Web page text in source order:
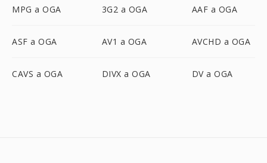
MPG a OGA 3G2 a OGA AAF a OGA
ASF a OGA AV1 a OGA AVCHD a OGA
CAVS a OGA DIVX a OGA DV a OGA